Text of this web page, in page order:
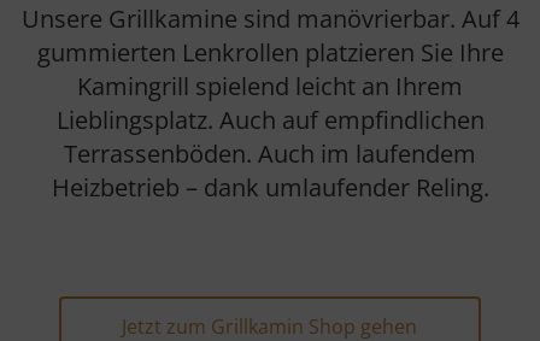
Unsere Grillkamine sind manövrierbar. Auf 4
gummierten Lenkrollen platzieren Sie Ihre
Kamingrill spielend leicht an Ihrem
Lieblingsplatz. Auch auf empfindlichen
Terrassenböden. Auch im laufendem
Heizbetrieb – dank umlaufender Reling.
Jetzt zum Grillkamin Shop gehen